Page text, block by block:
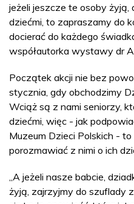
jeżeli jeszcze te osoby żyją,
dziećmi, to zapraszamy do
docierać do każdego
współautorka wystawy dr
Początek akcji nie bez
stycznia, gdy obchodzimy
Wciąż są z nami seniorzy,
dziećmi, więc - jak
Muzeum Dzieci Polskich -
porozmawiać z nimi o ich
„A jeżeli nasze babcie,
żyją, zajrzyjmy do szuflady